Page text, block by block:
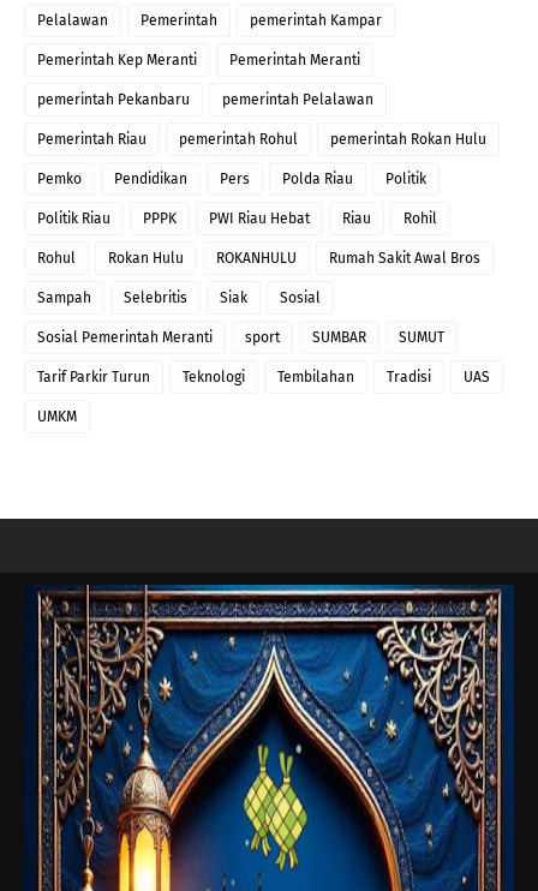
Pelalawan Pemerintah pemerintah Kampar
Pemerintah Kep Meranti Pemerintah Meranti
pemerintah Pekanbaru pemerintah Pelalawan
Pemerintah Riau pemerintah Rohul pemerintah Rokan Hulu
Pemko Pendidikan Pers Polda Riau Politik
Politik Riau PPPK PWI Riau Hebat Riau Rohil
Rohul Rokan Hulu ROKANHULU Rumah Sakit Awal Bros
Sampah Selebritis Siak Sosial
Sosial Pemerintah Meranti sport SUMBAR SUMUT
Tarif Parkir Turun Teknologi Tembilahan Tradisi UAS
UMKM